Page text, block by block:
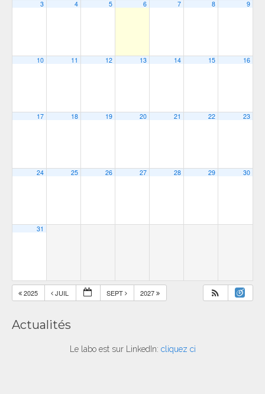
3 4 5 6 7 8 9
10 11 12 13 14 15 16
17 18 19 20 21 22 23
24 25 26 27 28 29 30
31
2025 JUIL SEPT 2027
Actualités
Le labo est sur LinkedIn: cliquez ci